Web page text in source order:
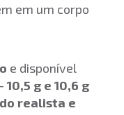
em um corpo
e disponível
g e 10,6 g
realista e